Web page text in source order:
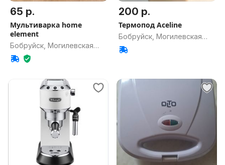
65 р.
Мультиварка home
element
Бобруйск, Могилевская
обл.
200 р.
Термопод Aceline
Бобруйск, Могилевская
обл.